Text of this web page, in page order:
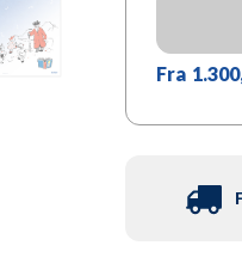
gik
mig
sø
Fra